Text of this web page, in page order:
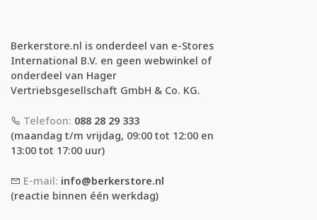
Berkerstore.nl is onderdeel van e-Stores
International B.V. en geen webwinkel of
onderdeel van Hager
Vertriebsgesellschaft GmbH & Co. KG.
Telefoon: 088 28 29 333
(maandag t/m vrijdag, 09:00 tot 12:00 en
13:00 tot 17:00 uur)
E-mail: info@berkerstore.nl
(reactie binnen één werkdag)